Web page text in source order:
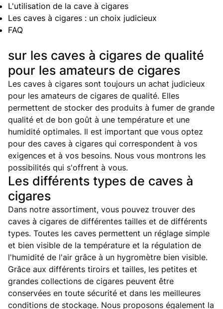
L'utilisation de la cave à cigares
Les caves à cigares : un choix judicieux
FAQ
sur les caves à cigares de qualité
pour les amateurs de cigares
Les caves à cigares sont toujours un achat judicieux
pour les amateurs de cigares de qualité. Elles
permettent de stocker des produits à fumer de grande
qualité et de bon goût à une température et une
humidité optimales. Il est important que vous optez
pour des caves à cigares qui correspondent à vos
exigences et à vos besoins. Nous vous montrons les
possibilités qui s'offrent à vous.
Les différents types de caves à
cigares
Dans notre assortiment, vous pouvez trouver des
caves à cigares de différentes tailles et de différents
types. Toutes les caves permettent un réglage simple
et bien visible de la température et la régulation de
l'humidité de l'air grâce à un hygromètre bien visible.
Grâce aux différents tiroirs et tailles, les petites et
grandes collections de cigares peuvent être
conservées en toute sécurité et dans les meilleures
conditions de stockage. Nous proposons également la